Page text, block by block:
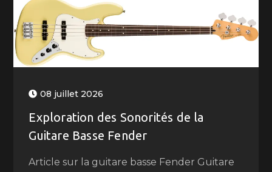
08 juillet 2026
Exploration des Sonorités de la
Guitare Basse Fender
Article sur la guitare basse Fender Guitare